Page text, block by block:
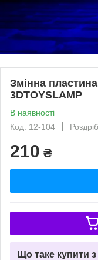
Змінна
3DTOYSLAMP
В наявності
Код: 12-104
Роздріб
210 ₴
Що таке купити